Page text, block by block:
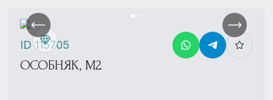
ОСОБНЯК, М2
ID 115705